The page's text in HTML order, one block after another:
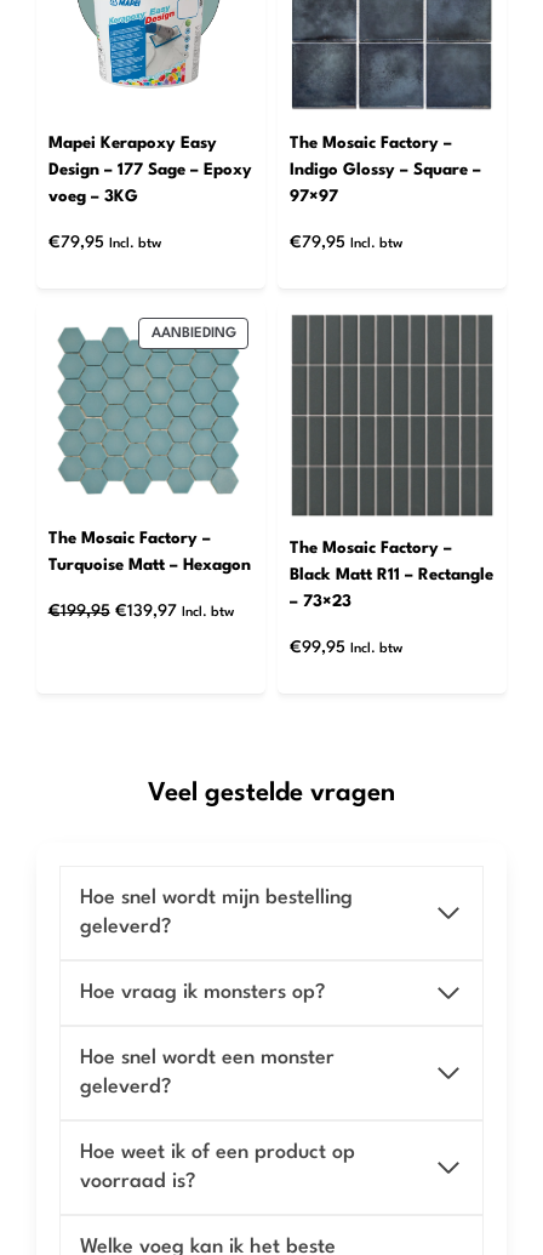
Mapei Kerapoxy Easy
Design – 177 Sage – Epoxy
voeg – 3KG
€79,95 Incl. btw
The Mosaic Factory –
Indigo Glossy – Square –
97×97
€79,95 Incl. btw
AANBIEDINGPRODUCT
IN
DE
UITVERKOOP
The Mosaic Factory –
Turquoise Matt – Hexagon
€199,95 Oorspronkelijke
€139,97Huidige
Incl. btw
The Mosaic Factory –
Black Matt R11 – Rectangle
– 73×23
€99,95 Incl. btw
Veel gestelde vragen
Hoe snel wordt mijn bestelling
geleverd?
Hoe vraag ik monsters op?
Hoe snel wordt een monster
geleverd?
Hoe weet ik of een product op
voorraad is?
Welke voeg kan ik het beste